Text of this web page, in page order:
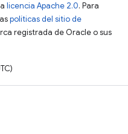
licencia Apache 2.0. Para
políticas del sitio de
registrada de Oracle o sus